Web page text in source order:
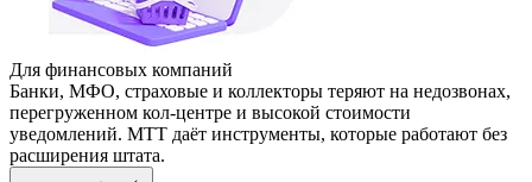
Для финансовых компаний
Банки, МФО, страховые и коллекторы теряют на недозвонах,
перегруженном кол-центре и высокой стоимости
уведомлений. МТТ даёт инструменты, которые работают без
расширения штата.